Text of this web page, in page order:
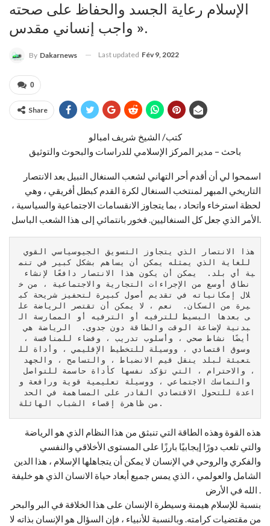
الإسلام رعاية الجسد والحفاظ على صحته
واجب إنساني مقدس ».
By Dakarnews Last updated Fév 9, 2022
0
Share
كتب/ الشيخ شريف امبالو
باحث – مدير المركز الإسلامي للدراسات والبحوث والتوثيق
اسمحوا لي أن أقدم أحر التهاني لشعب السنغال النبيل بعد الانتصار
التاريخي المبهر لمنتخب السنغال لكرة القدم كبطل أفريقي ، وهي
لحظة استرخاء واتحاد ، بما يتجاوز الانقسامات الاجتماعية والسياسية ،
للغاية الذي يمثله يمكن أن يساهم بشكل كبير في تنم
نطاق أوسع من الإجراءات التجارية والاجتماعية ، من خ
لال إمكانياته في تقديم أصول كبيرة لتحفيز شريحة كب
يرة من السكان.  نعم ، لا يمكن أن تقتصر الرياضة عل
ى بعدها البسيط للترفيه أو الترفيه أو الممارسة ال
بدنية لإضاعة الوقت والطاقة دون جدوى.  الرياضة هي
وسوق اقتصادي ، ووسيلة للتخطيط الإقليمي ، وأداة لل
والتماسك الاجتماعي ، ووسيلة تعليمية قوية ورافعة و
من ظاهرة إقصاء الشباب الهائلة.
هذه القوة وهذه الطاقة التي تنبثق من هذا النظام الذي هو الرياضة
والتي تلعب دورًا إيجابيًا بارزًا على المستوى الأخلاقي والنفسي
والفكري والروحي في الإنسان لا يمكن أن يتجاهلها الإسلام ، هذا الدين
الشامل والعولمي ، الذي يمس جميع أبعاد حياة الانسان الذي هو خليفة
بنسبة للإسلام هيمنة وسيطرة الإنسان على هذا الخلافة في البر والبحر
من مقتضيات كرامته. وبالنسبة للأنبياء ، فإن السؤال هو الإنسان بذاته لا